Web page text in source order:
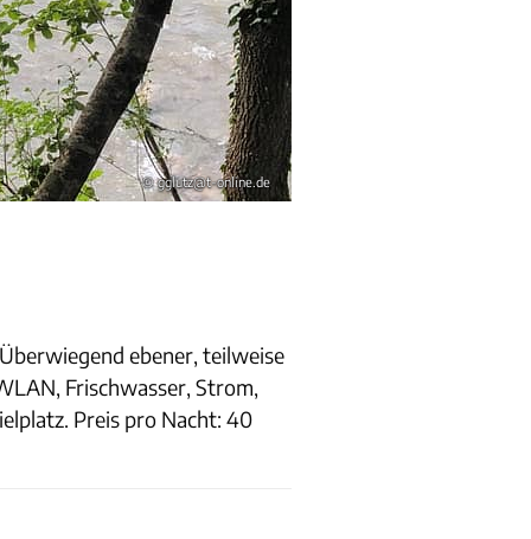
© gglutz@t-online.de
ebener, teilweise
Frischwasser, Strom,
Preis pro Nacht: 40